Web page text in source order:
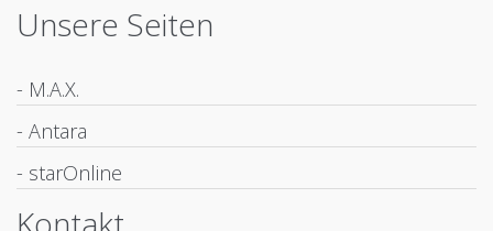
Unsere Seiten
- M.A.X.
- Antara
- starOnline